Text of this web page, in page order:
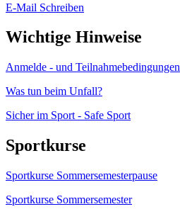
E-Mail Schreiben
Wichtige Hinweise
Anmelde - und Teilnahmebedingungen
Was tun beim Unfall?
Sicher im Sport - Safe Sport
Sportkurse
Sportkurse Sommersemesterpause
Sportkurse Sommersemester